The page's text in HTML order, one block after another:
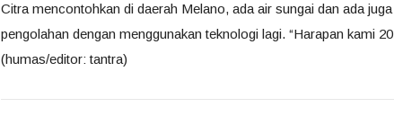
Citra mencontohkan di daerah Melano, ada air sungai dan ada
pengolahan dengan menggunakan teknologi lagi. “Harapan kami
(humas/editor: tantra)